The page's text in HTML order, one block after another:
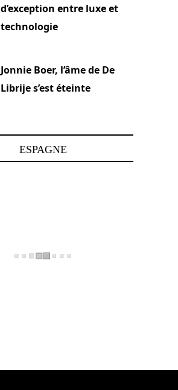
d’exception entre luxe et
technologie
Jonnie Boer, l’âme de De
Librije s’est éteinte
ESPAGNE